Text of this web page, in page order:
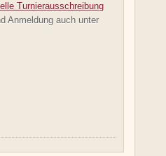
Turnierausschreibung
Anmeldung auch unter